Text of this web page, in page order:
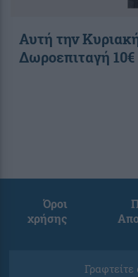
Αυτή την
Δωροεπιταγή 10€
Όροι
χρήσης